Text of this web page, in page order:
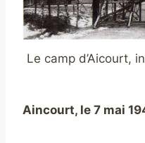
Le camp d’Aicourt,
Aincourt, le 7 mai